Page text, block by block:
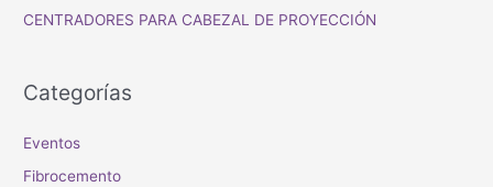
CENTRADORES PARA CABEZAL DE PROYECCIÓN
Categorías
Eventos
Fibrocemento